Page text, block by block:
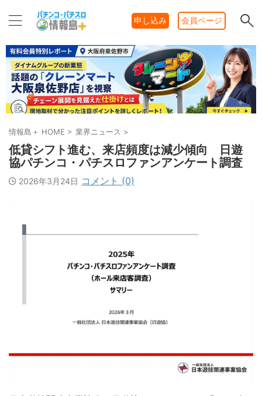
申し込み 会員ページ
情報島＋ HOME > 業界ニュース >
低貸シフト進む、来店頻度は減少傾向 日遊
協パチンコ・パチスロファンアンケート調査
2026年3月24日 コメント (0)